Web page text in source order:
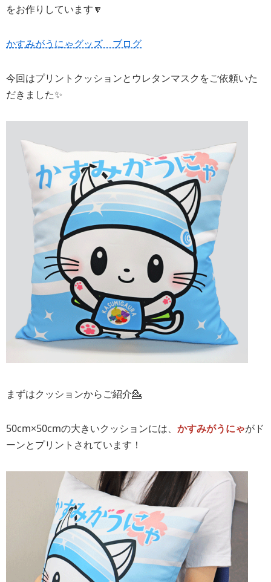
をお作りしています🔽
かすみがうにゃグッズ ブログ
今回はプリントクッションとウレタンマスクをご依頼いた
だきました✨
まずはクッションからご紹介💁
50cm×50cmの大きいクッションには、 かすみがうにゃがド
ーンとプリントされています！